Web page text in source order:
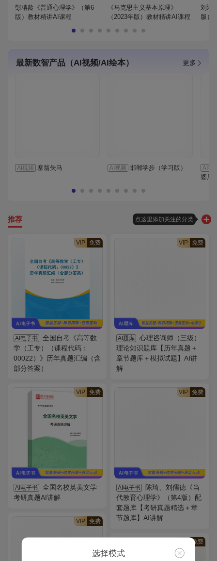
彭聃龄《普通心理学》（第6
版）教材精讲AI课程
《马克思主义基本原理》
（2023年版）教材精讲AI课程
刘鸿
版）
最新数智产品（AI视频/AI绘本） 更多
AI视频 塞翁失马 AI视频 邯郸学步（学习版） AI视
婆后
推荐 点这里添加关注的分类
VIP 免费
AI电子书
全国自考《高等数
学（工专）（课程代码：
00022）》历年真题汇编（含
部分答案）
VIP 免费
AI题库
心理咨询师（三级）
理论知识题库【历年真题＋
章节题库＋模拟试题】AI讲
解
VIP 免费
AI电子书
全国名校英美文学
考研真题AI讲解
VIP 免费
AI电子书
陈琦、刘儒德《当
代教育心理学》（第4版）配
套题库【考研真题精选＋章
节题库】AI讲解
VIP 免费
免费
选择模式